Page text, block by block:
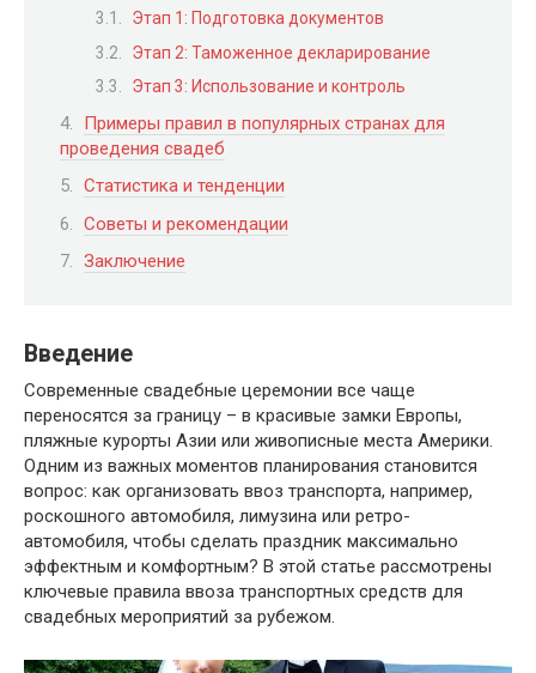
Этап 1: Подготовка документов
Этап 2: Таможенное декларирование
Этап 3: Использование и контроль
Примеры правил в популярных странах для
проведения свадеб
Статистика и тенденции
Советы и рекомендации
Заключение
Введение
Современные свадебные церемонии все чаще
переносятся за границу – в красивые замки Европы,
пляжные курорты Азии или живописные места Америки.
Одним из важных моментов планирования становится
вопрос: как организовать ввоз транспорта, например,
роскошного автомобиля, лимузина или ретро-
автомобиля, чтобы сделать праздник максимально
эффектным и комфортным? В этой статье рассмотрены
ключевые правила ввоза транспортных средств для
свадебных мероприятий за рубежом.